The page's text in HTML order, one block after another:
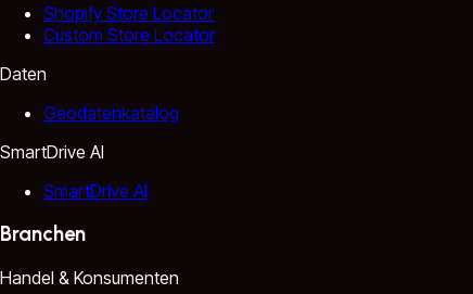
Shopify Store Locator
Custom Store Locator
Daten
Geodatenkatalog
SmartDrive AI
SmartDrive AI
Branchen
Handel & Konsumenten